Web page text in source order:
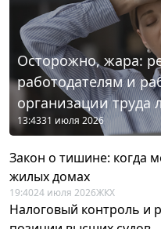
Осторожно, жара:
работодателям и
организации труда
13:4331 июля 2026
Закон о тишине: когда
жилых домах
19:4024 июля 2026ЖКХ
Налоговый контроль и